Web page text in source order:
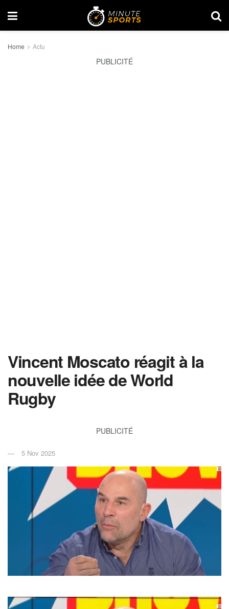
Home Actu
PUBLICITÉ
Vincent Moscato réagit à la
nouvelle idée de World
Rugby
PUBLICITÉ
5 Nov 2025